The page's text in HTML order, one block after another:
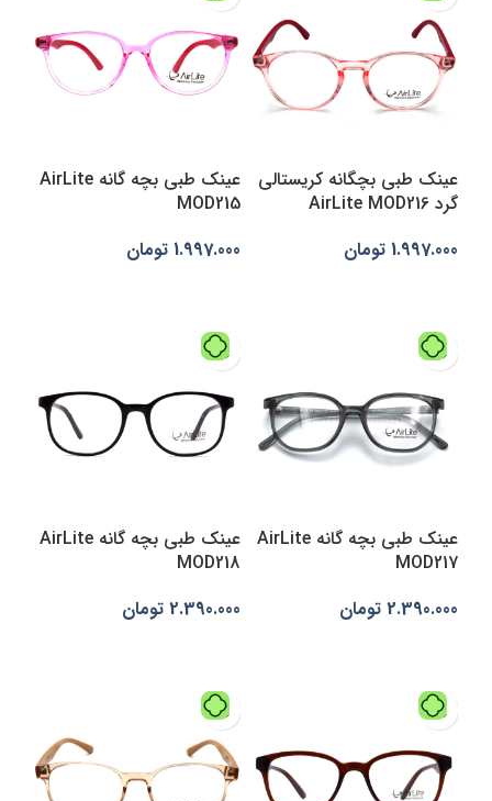
عینک طبی بچگانه کریستالی
گرد AirLite MOD216
1.997.000 تومان
عینک طبی بچه گانه AirLite
MOD215
1.997.000 تومان
عینک طبی بچه گانه AirLite
MOD217
2.390.000 تومان
عینک طبی بچه گانه AirLite
MOD218
2.390.000 تومان